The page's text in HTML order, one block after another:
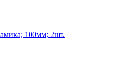
100мм; 2шт.